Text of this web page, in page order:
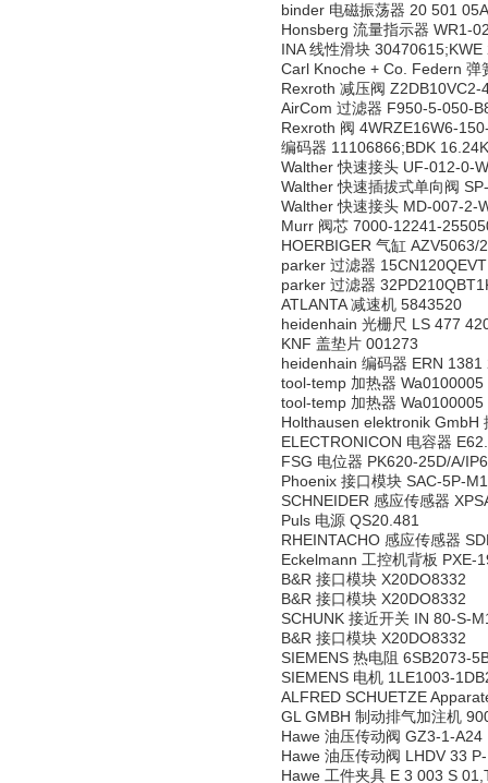
binder 电磁振荡器 20 501
Honsberg 流量指示器 WR1-
INA 线性滑块 30470615;KWE
Carl Knoche + Co. Federn 弹
Rexroth 减压阀
AirCom 过滤器 F950-5-050-
Rexroth 阀 4WRZE16W6-
编码器 11106866;BDK
Walther 快速接头 UF-012-0-
Walther 快速插拔式单向阀
Walther 快速接头 MD-007-2-
Murr 阀芯 7000-12241-
HOERBIGER 气缸 AZV5063/
parker 过滤器
parker 过滤器
ATLANTA 减速机 5843520
heidenhain 光栅尺 LS 477
KNF 盖垫片 001273
heidenhain 编码器 ERN
tool-temp 加热器 Wa0100005
tool-temp 加热器 Wa0100005
Holthausen elektronik GmbH
ELECTRONICON 电容器
FSG 电位器 PK620-25D/A/
Phoenix 接口模块 SAC-5P-
SCHNEIDER 感应传感器
Puls 电源 QS20.481
RHEINTACHO 感应传感器
Eckelmann 工控机背板 PXE-
B&R 接口模块 X20DO8332
B&R 接口模块 X20DO8332
SCHUNK 接近开关 IN 80-S-
B&R 接口模块 X20DO8332
SIEMENS 热电阻 6SB2073-
SIEMENS 电机 1LE1003-
ALFRED SCHUETZE
GL GMBH 制动排气加注机
Hawe 油压传动阀 GZ3-1-A24
Hawe 油压传动阀 LHDV 33
Hawe 工件夹具 E 3 003 S